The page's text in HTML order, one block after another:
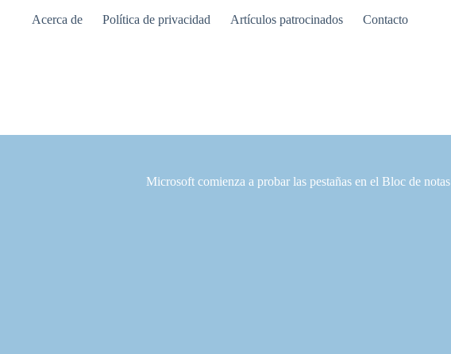
Acerca de Política de privacidad Artículos patrocinados Contacto
Microsoft comienza a probar las pestañas en el Bloc de notas